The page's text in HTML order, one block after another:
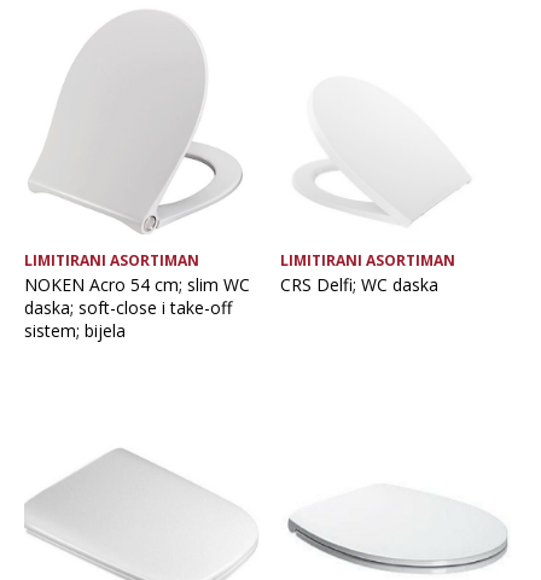
LIMITIRANI ASORTIMAN
NOKEN Acro 54 cm; slim WC
daska; soft-close i take-off
sistem; bijela
LIMITIRANI ASORTIMAN
CRS Delfi; WC daska